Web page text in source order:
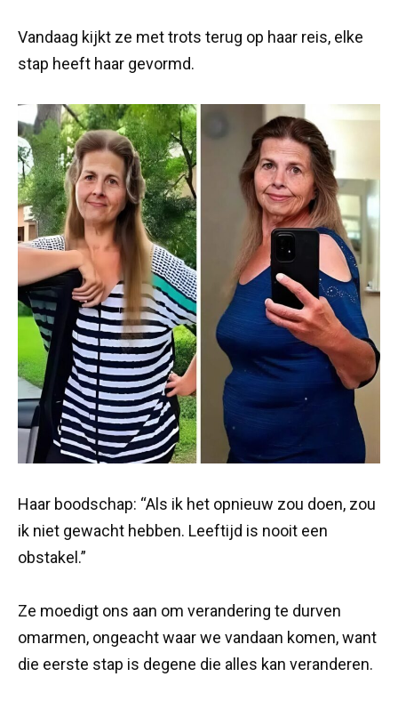
Vandaag kijkt ze met trots terug op haar reis, elke
stap heeft haar gevormd.
Haar boodschap: “Als ik het opnieuw zou doen, zou
ik niet gewacht hebben. Leeftijd is nooit een
obstakel.”
Ze moedigt ons aan om verandering te durven
omarmen, ongeacht waar we vandaan komen, want
die eerste stap is degene die alles kan veranderen.